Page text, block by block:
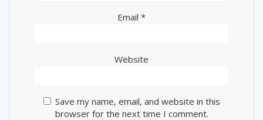
Email *
Website
Save my name, email, and website in this
browser for the next time I comment.